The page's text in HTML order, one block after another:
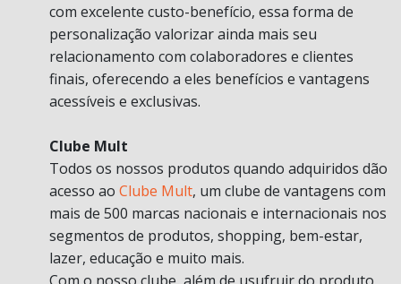
com excelente custo-benefício, essa forma de
personalização valorizar ainda mais seu
relacionamento com colaboradores e clientes
finais, oferecendo a eles benefícios e vantagens
acessíveis e exclusivas.
Clube Mult
Todos os nossos produtos quando adquiridos dão
acesso ao Clube Mult, um clube de vantagens com
mais de 500 marcas nacionais e internacionais nos
segmentos de produtos, shopping, bem-estar,
lazer, educação e muito mais.
Com o nosso clube, além de usufruir do produto